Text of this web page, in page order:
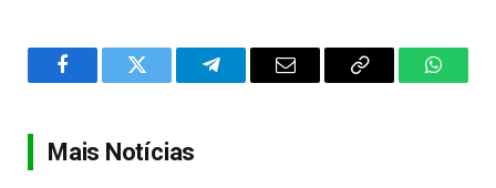
FacebookTwitter TelegramEmail
Copy
Mais Notícias